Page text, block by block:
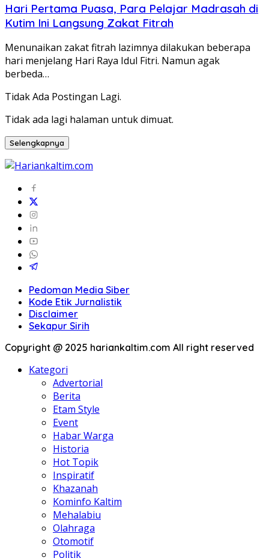
Hari Pertama Puasa, Para Pelajar Madrasah di
Kutim Ini Langsung Zakat Fitrah
Menunaikan zakat fitrah lazimnya dilakukan beberapa
hari menjelang Hari Raya Idul Fitri. Namun agak
berbeda…
Tidak Ada Postingan Lagi.
Tidak ada lagi halaman untuk dimuat.
Selengkapnya
Pedoman Media Siber
Kode Etik Jurnalistik
Disclaimer
Sekapur Sirih
Copyright @ 2025 hariankaltim.com All right reserved
Kategori
Advertorial
Berita
Etam Style
Event
Habar Warga
Historia
Hot Topik
Inspiratif
Khazanah
Kominfo Kaltim
Mehalabiu
Olahraga
Otomotif
Politik